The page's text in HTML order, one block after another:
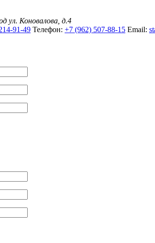
ул. Коновалова, д.4
91-49 Телефон: +7 (962) 507-88-15 Email: